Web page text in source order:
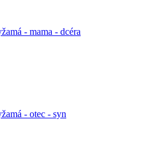
- mama - dcéra
- otec - syn